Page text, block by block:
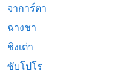
จาการ์ตา
ฉางชา
ชิงเต่า
ซับโปโร